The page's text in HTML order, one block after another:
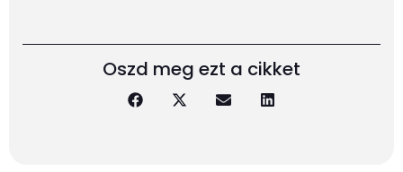
Oszd meg ezt a cikket